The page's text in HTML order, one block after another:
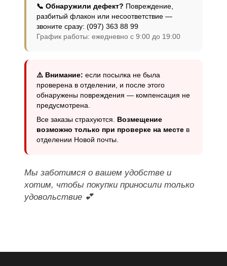
📞 Обнаружили дефект? Повреждение,
разбитый флакон или несоответствие —
звоните сразу: (097) 363 88 99
График работы: ежедневно с 9:00 до 19:00
⚠️ Внимание: если посылка не была
проверена в отделении, и после этого
обнаружены повреждения — компенсация не
предусмотрена.
Все заказы страхуются. Возмещение
возможно только при проверке на месте в
отделении Новой почты.
Мы заботимся о вашем удобстве и
хотим, чтобы покупки приносили только
удовольствие 💕